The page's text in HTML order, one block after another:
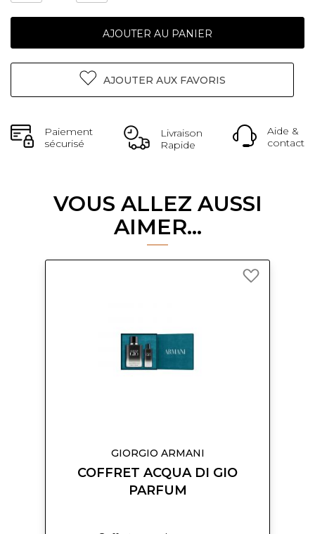
AJOUTER AU PANIER
AJOUTER AUX FAVORIS
Paiement
sécurisé
Livraison
Rapide
Aide &
contact
VOUS ALLEZ AUSSI
AIMER...
GIORGIO ARMANI
COFFRET ACQUA DI GIO
PARFUM